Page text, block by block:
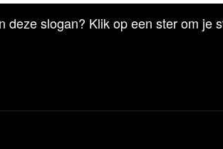
deze slogan? Klik op een ster om je